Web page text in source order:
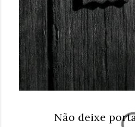
Não deixe